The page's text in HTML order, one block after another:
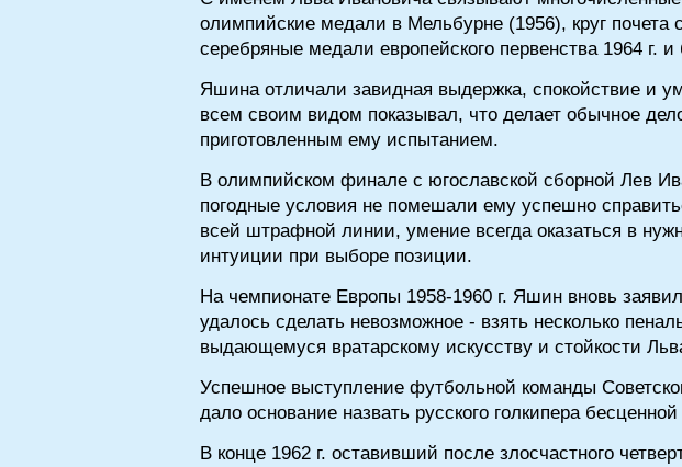
олимпийские медали в Мельбурне (1956), круг
серебряные медали европейского первенства 1964 г.
Яшина отличали завидная выдержка, спокойствие и
всем своим видом показывал, что делает обычное
приготовленным ему испытанием.
В олимпийском финале с югославской сборной Лев
погодные условия не помешали ему успешно
всей штрафной линии, умение всегда оказаться в
интуиции при выборе позиции.
На чемпионате Европы 1958-1960 г. Яшин вновь
удалось сделать невозможное - взять несколько
выдающемуся вратарскому искусству и стойкости
Успешное выступление футбольной команды
дало основание назвать русского голкипера
В конце 1962 г. оставивший после злосчастного